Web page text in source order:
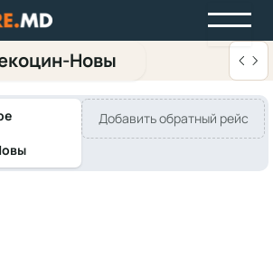
Новы
Добавить обратный рейс